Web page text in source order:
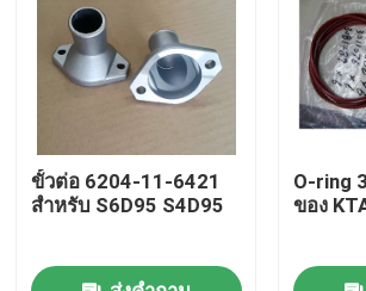
ติดต่อเรา
ดาวน์โหลด
บล็อก
ขั้วต่อ 6204-11-6421
สำหรับ S6D95 S4D95
O-ring
ของ